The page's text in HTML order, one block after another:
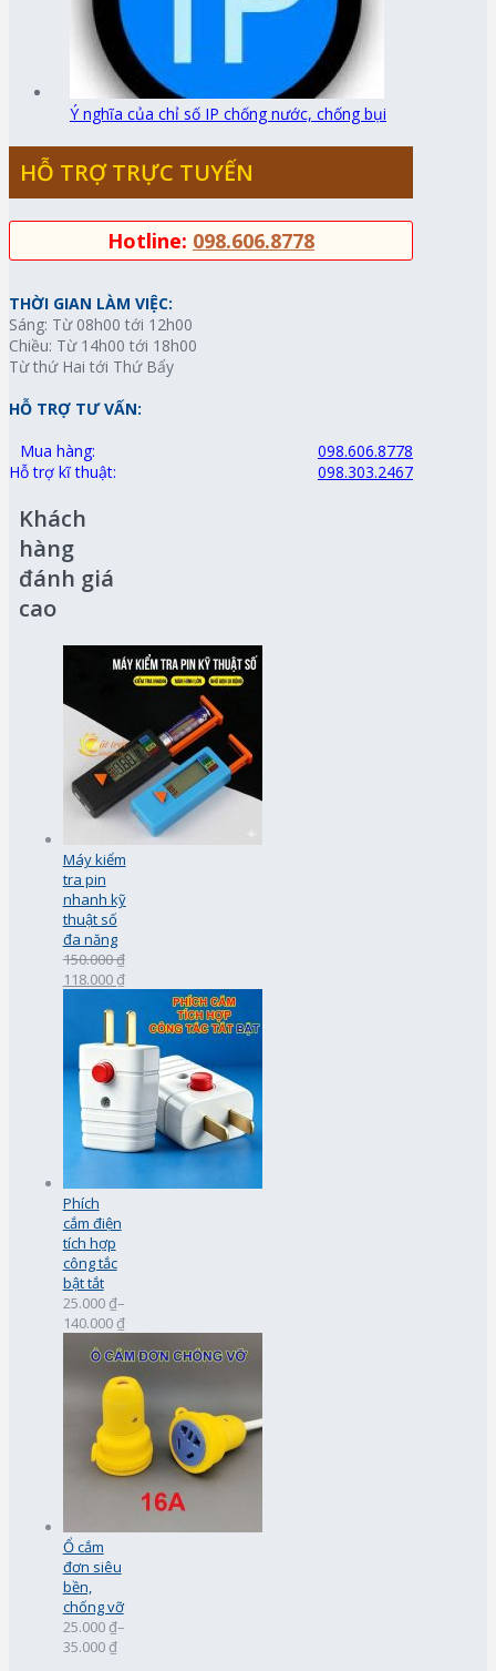
Ý nghĩa của chỉ số IP chống nước, chống bụi
HỖ TRỢ TRỰC TUYẾN
Hotline: 098.606.8778
THỜI GIAN LÀM VIỆC:
Sáng: Từ 08h00 tới 12h00
Chiều: Từ 14h00 tới 18h00
Từ thứ Hai tới Thứ Bẩy
HỖ TRỢ TƯ VẤN:
Mua hàng:
098.606.8778
Hỗ trợ kĩ thuật:
098.303.2467
Khách
hàng
đánh giá
cao
Máy kiểm
tra pin
nhanh kỹ
thuật số
đa năng
150.000 ₫
118.000 ₫
Phích
cắm điện
tích hợp
công tắc
bật tắt
25.000 ₫–
140.000 ₫
Ổ cắm
đơn siêu
bền,
chống vỡ
25.000 ₫–
35.000 ₫